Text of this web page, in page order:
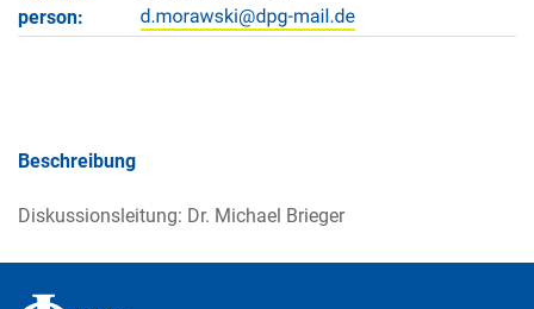
person:
Beschreibung
Diskussionsleitung: Dr. Michael Brieger